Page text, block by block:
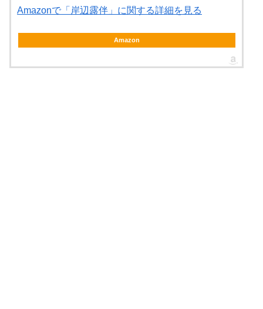
Amazonで「岸辺露伴」に関する詳細を見る
Amazon